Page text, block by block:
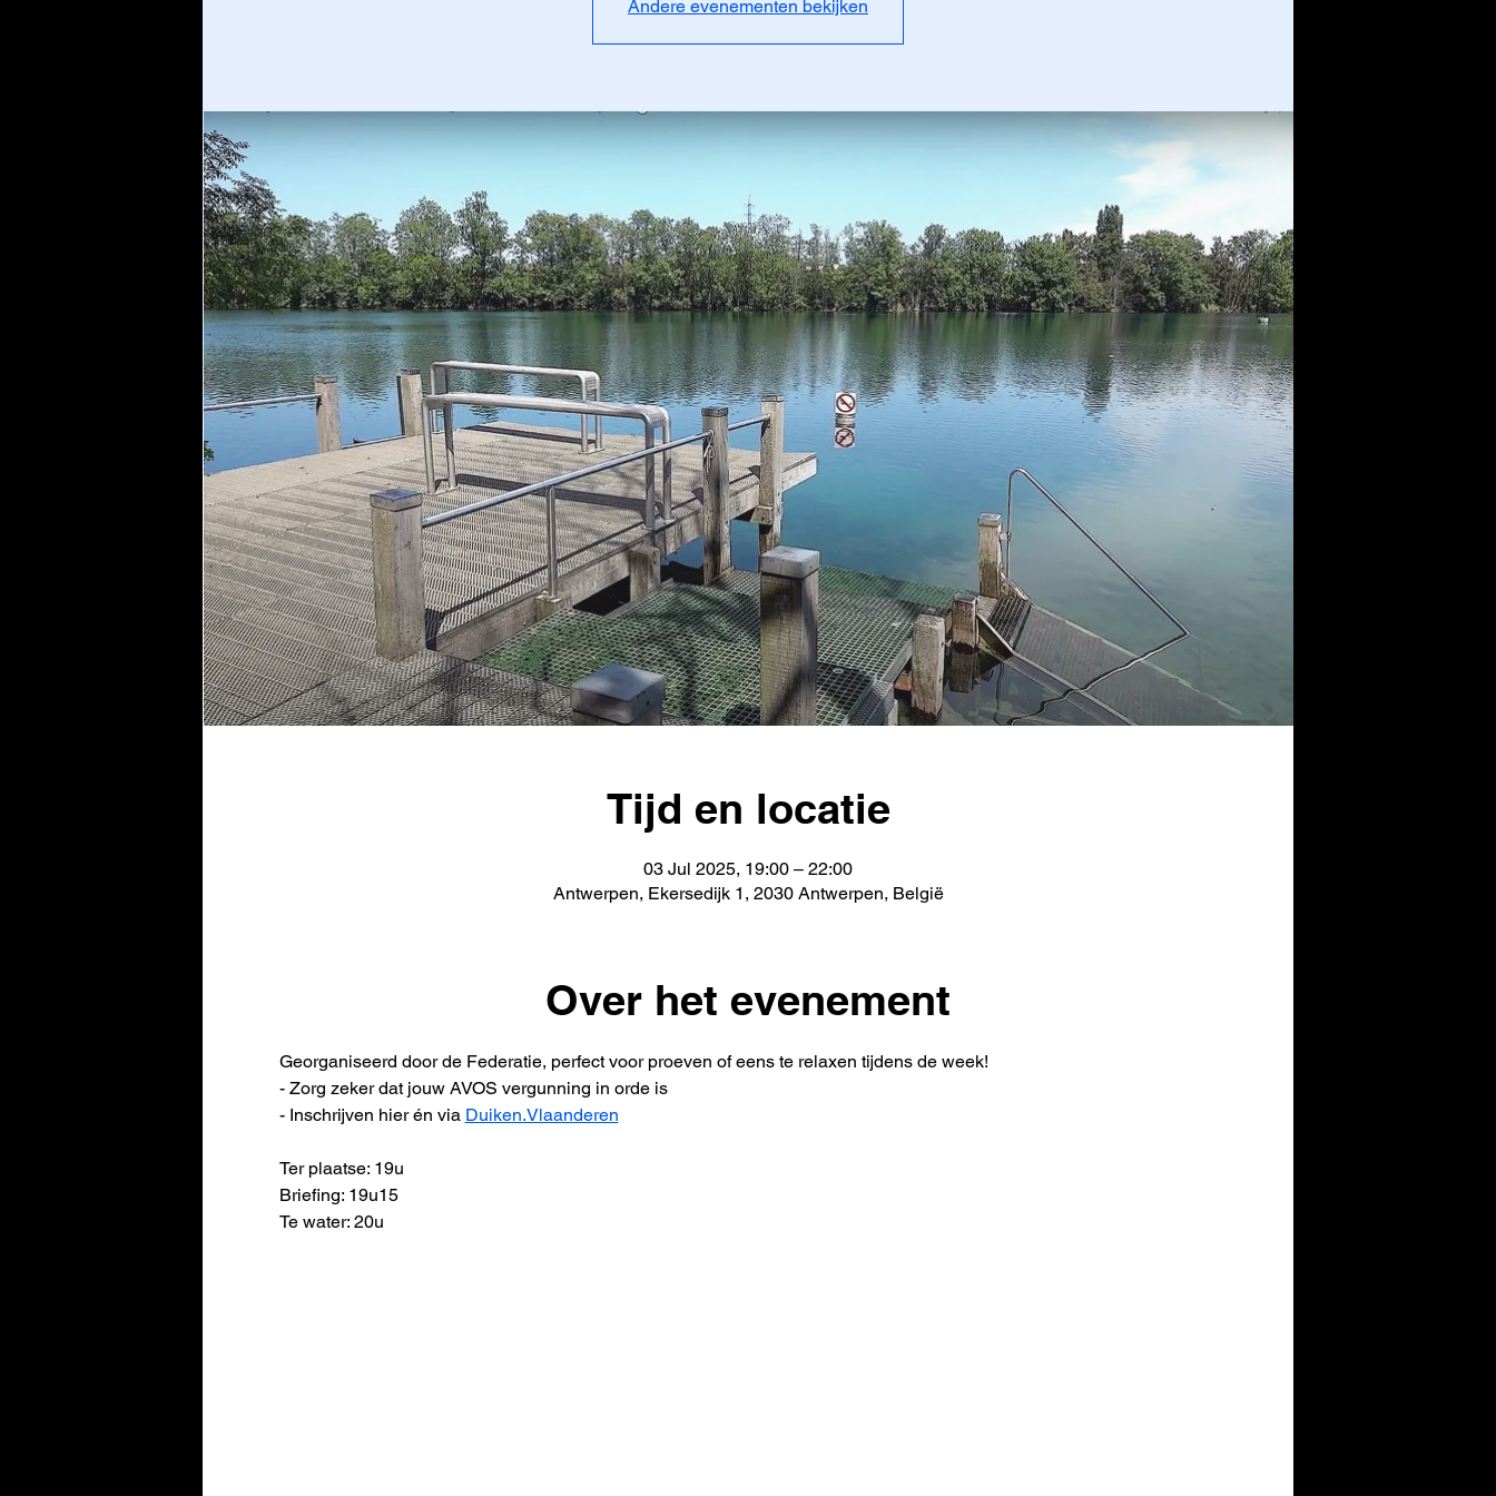
Andere evenementen bekijken
Tijd en locatie
03 Jul 2025, 19:00 – 22:00
Antwerpen, Ekersedijk 1, 2030 Antwerpen, België
Over het evenement
Georganiseerd door de Federatie, perfect voor proeven of eens te relaxen tijdens de week!
- Zorg zeker dat jouw AVOS vergunning in orde is
- Inschrijven hier én via Duiken.Vlaanderen
Ter plaatse: 19u
Briefing: 19u15
Te water: 20u